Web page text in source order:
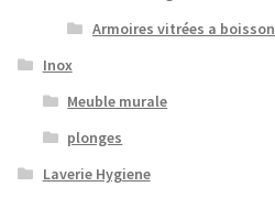
Armoires vitrées a boisson
Inox
Meuble murale
plonges
Laverie Hygiene